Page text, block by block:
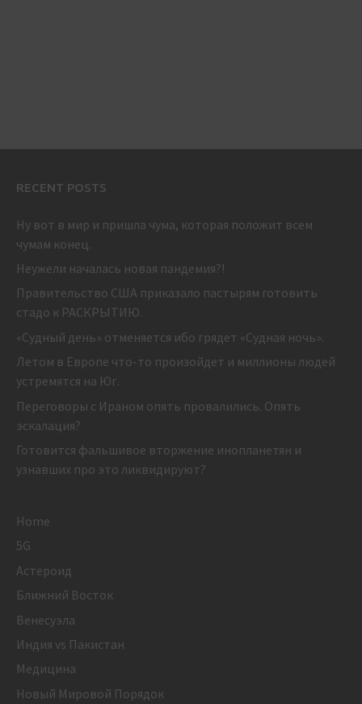
RECENT POSTS
Ну вот в мир и пришла чума, которая положит всем
чумам конец.
Неужели началась новая пандемия?!
Правительство США приказало пастырям готовить
стадо к РАСКРЫТИЮ.
«Судный день» отменяется ибо грядет «Судная ночь».
Летом в Европе что-то произойдет и миллионы людей
устремятся на Юг.
Переговоры с Ираном опять провалились. Опять
эскалация?
Готовится фальшивое вторжение инопланетян и
узнавших про это ликвидируют?
Home
5G
Астероид
Ближний Восток
Венесуэла
Индия vs Пакистан
Медицина
Новый Мировой Порядок